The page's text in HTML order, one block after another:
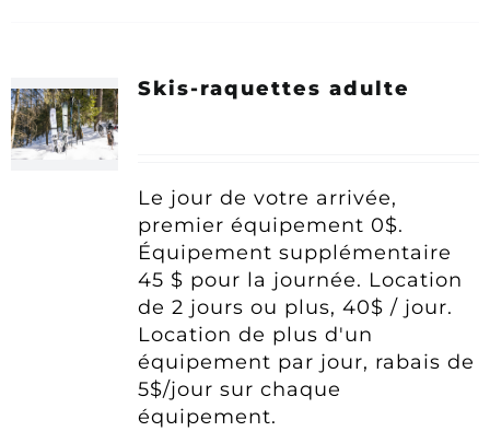
Skis-raquettes adulte
Le jour de votre arrivée,
premier équipement 0$.
Équipement supplémentaire
45 $ pour la journée. Location
de 2 jours ou plus, 40$ / jour.
Location de plus d'un
équipement par jour, rabais de
5$/jour sur chaque
équipement.